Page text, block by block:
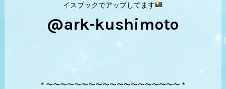
イスブックでアップしてます
@ark-kushimoto
＊〜〜〜〜〜〜〜〜〜〜〜〜〜〜〜〜〜〜〜＊